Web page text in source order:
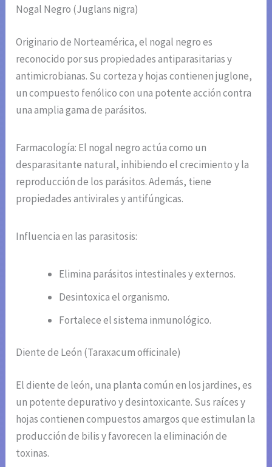
Nogal Negro (Juglans nigra)
Originario de Norteamérica, el nogal negro es
reconocido por sus propiedades antiparasitarias y
antimicrobianas. Su corteza y hojas contienen juglone,
un compuesto fenólico con una potente acción contra
una amplia gama de parásitos.
Farmacología: El nogal negro actúa como un
desparasitante natural, inhibiendo el crecimiento y la
reproducción de los parásitos. Además, tiene
propiedades antivirales y antifúngicas.
Influencia en las parasitosis:
Elimina parásitos intestinales y externos.
Desintoxica el organismo.
Fortalece el sistema inmunológico.
Diente de León (Taraxacum officinale)
El diente de león, una planta común en los jardines, es
un potente depurativo y desintoxicante. Sus raíces y
hojas contienen compuestos amargos que estimulan la
producción de bilis y favorecen la eliminación de
toxinas.